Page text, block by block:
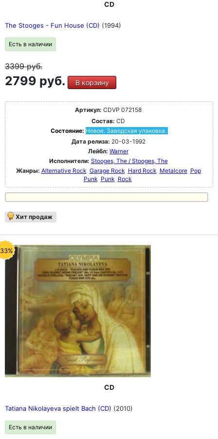
CD
The Stooges - Fun House (CD) (1994)
Есть в наличии
3399руб.
2799 руб. В корзину
Артикул: CDVP 072158
Состав: CD
Состояние: Новое. Заводская упаковка.
Дата релиза: 20-03-1992
Лейбл: Warner
Исполнители: Stooges, The / Stooges, The
Жанры: Alternative Rock Garage Rock Hard Rock Metalcore Pop
Punk Punk Rock
Хит продаж
CD
Tatiana Nikolayeva spielt Bach (CD) (2010)
Есть в наличии